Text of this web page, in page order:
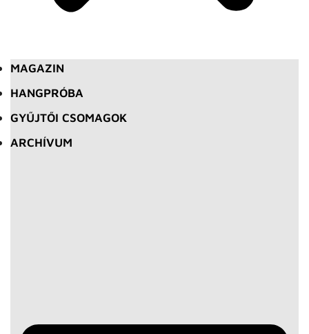
MAGAZIN
HANGPRÓBA
GYŰJTŐI CSOMAGOK
ARCHÍVUM